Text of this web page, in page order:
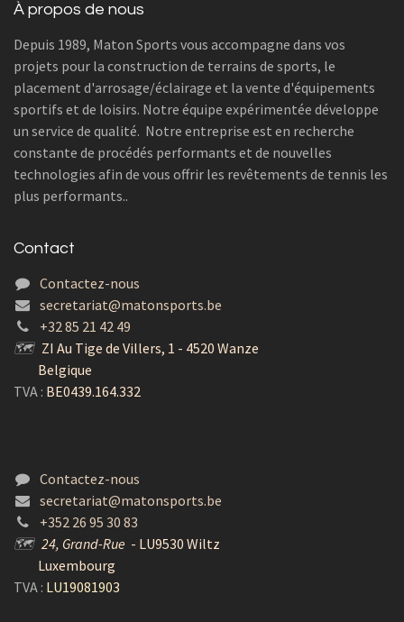
À propos de nous
Depuis 1989, Maton Sports vous accompagne dans vos
projets pour la construction de terrains de sports, le
placement d'arrosage/éclairage et la vente d'équipements
sportifs et de loisirs. Notre équipe expérimentée développe
un service de qualité. Notre entreprise est en recherche
constante de procédés performants et de nouvelles
technologies afin de vous offrir les revêtements de tennis les
plus performants..
Contact
Contactez-nous
secretariat@matonsports.be
+32 85 21 42 49
🗺 ZI Au Tige de Villers, 1 - 4520 Wanze
Belgique
TVA : BE0439.164.332
Contactez-nous
secretariat@matonsports.be
+352 26 95 30 83
🗺 24, Grand-Rue - LU9530 Wiltz
Luxembourg
TVA : LU19081903